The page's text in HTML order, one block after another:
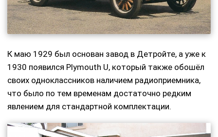
К маю 1929 был основан завод в Детройте, а уже к
1930 появился Plymouth U, который также обошёл
своих одноклассников наличием радиоприемника,
что было по тем временам достаточно редким
явлением для стандартной комплектации.